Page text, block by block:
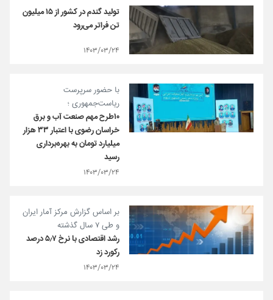
تولید گندم در کشور از ۱۵ میلیون
تن فراتر می‌رود
۱۴۰۳/۰۳/۲۴
با حضور سرپرست
ریاست‌جمهوری ؛
۱۰طرح‌ مهم صنعت آب و برق
خراسان رضوی با اعتبار ۳۳ هزار
میلیارد تومان به بهره‌برداری
رسید
۱۴۰۳/۰۳/۲۴
بر اساس گزارش مرکز آمار ایران
و طی ۷ سال گذشته
رشد اقتصادی با نرخ ۵٫۷ درصد
رکورد زد
۱۴۰۳/۰۳/۲۴